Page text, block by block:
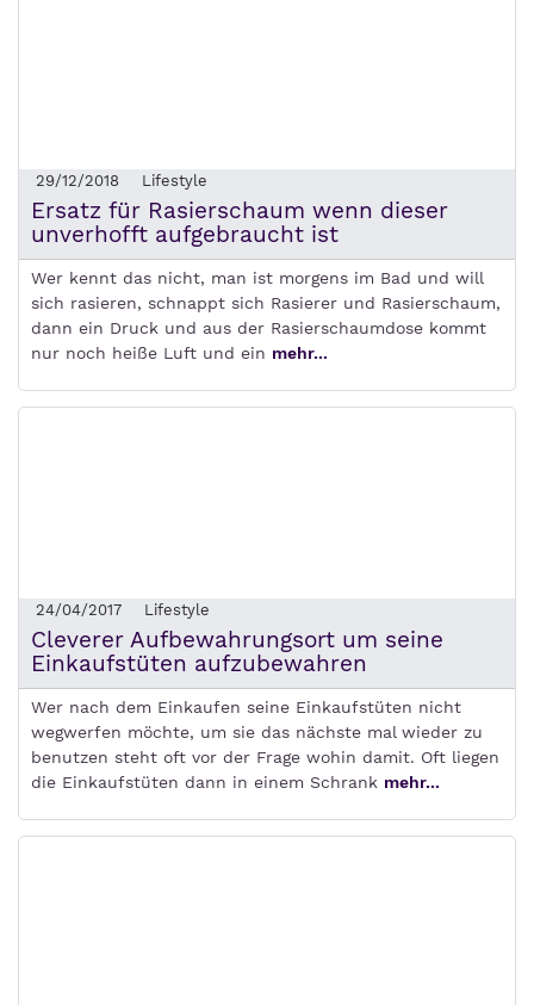
29/12/2018 Lifestyle
Ersatz für Rasierschaum wenn dieser
unverhofft aufgebraucht ist
Wer kennt das nicht, man ist morgens im Bad und will
sich rasieren, schnappt sich Rasierer und Rasierschaum,
dann ein Druck und aus der Rasierschaumdose kommt
nur noch heiße Luft und ein mehr...
24/04/2017 Lifestyle
Cleverer Aufbewahrungsort um seine
Einkaufstüten aufzubewahren
Wer nach dem Einkaufen seine Einkaufstüten nicht
wegwerfen möchte, um sie das nächste mal wieder zu
benutzen steht oft vor der Frage wohin damit. Oft liegen
die Einkaufstüten dann in einem Schrank mehr...